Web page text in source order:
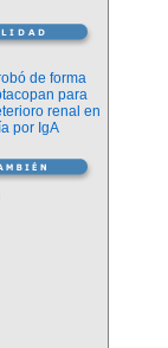
de forma
para
renal en
por IgA